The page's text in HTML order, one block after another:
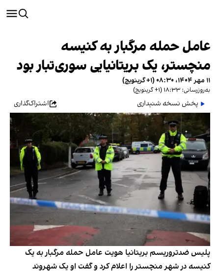
عامل حمله مرگبار به کنیسه
منچستر، یک بریتانیایی سوری‌تبار بود
۱۱ مهر ۱۴۰۴، ۰۸:۳۰ (‎+۱ گرینویچ)
به‌روزرسانی: ۱۸:۳۳ (‎+۱ گرینویچ)
پخش نسخه شنیداری اشتراک‌گذاری
پلیس ضدتروریسم بریتانیا هویت عامل حمله مرگبار به یک
کنیسه در شهر منچستر را اعلام کرد و گفت او یک شهروند